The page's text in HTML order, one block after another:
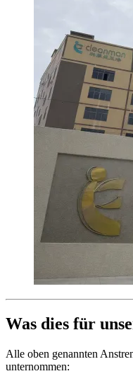
Was dies für
Alle oben genannten
unternommen: